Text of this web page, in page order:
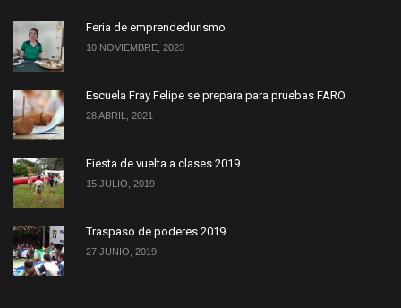
Feria de emprendedurismo
10 NOVIEMBRE, 2023
Escuela Fray Felipe se prepara para pruebas FARO
28 ABRIL, 2021
Fiesta de vuelta a clases 2019
15 JULIO, 2019
Traspaso de poderes 2019
27 JUNIO, 2019